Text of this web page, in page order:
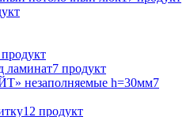
продукт
7 продукт
незаполняемые h=30мм7
12 продукт